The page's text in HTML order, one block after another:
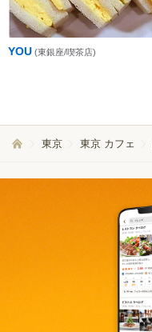
YOU (東銀座/喫茶店)
東京 東京 カフェ